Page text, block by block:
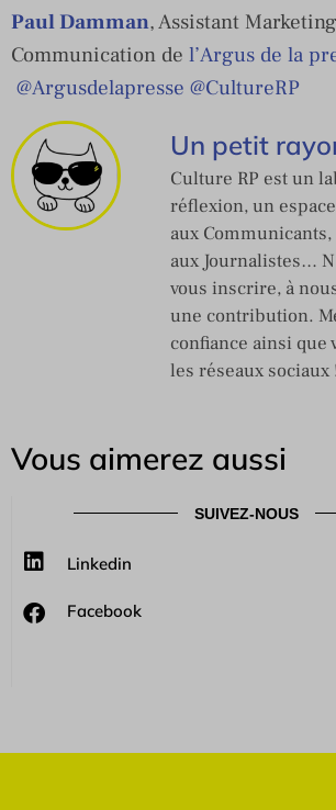
Paul Damman, Assistant
Communication de l’Argus de la
@Argusdelapresse @CultureRP
Un petit
Culture RP est un
réflexion, un
aux
aux Journalistes…
vous inscrire, à
une contribution.
confiance ainsi que
les réseaux sociaux
Vous aimerez aussi
SUIVEZ-NOUS
Linkedin
Facebook